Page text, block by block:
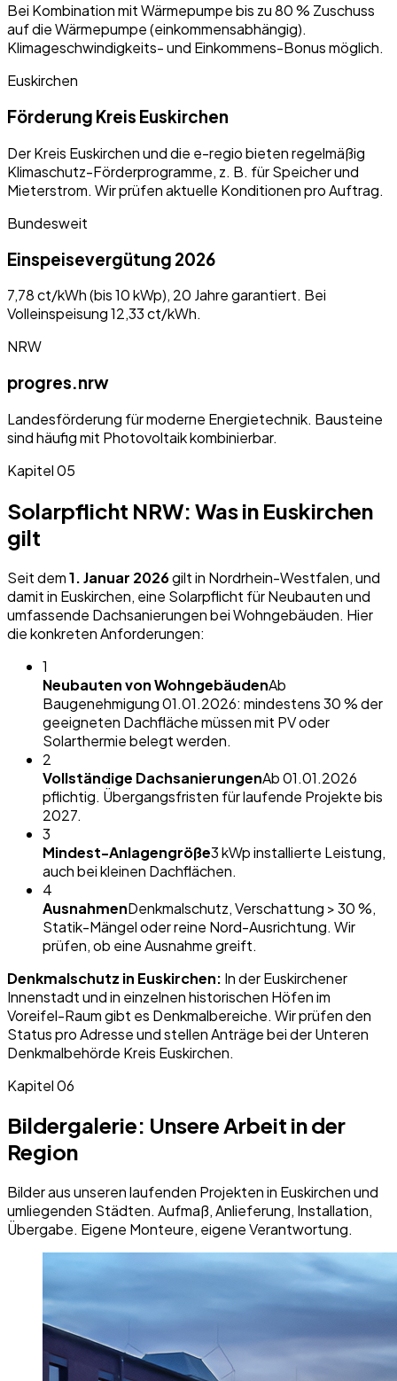
Bei Kombination mit Wärmepumpe bis zu 80 % Zuschuss
auf die Wärmepumpe (einkommensabhängig).
Klimageschwindigkeits- und Einkommens-Bonus möglich.
Euskirchen
Förderung Kreis Euskirchen
Der Kreis Euskirchen und die e-regio bieten regelmäßig
Klimaschutz-Förderprogramme, z. B. für Speicher und
Mieterstrom. Wir prüfen aktuelle Konditionen pro Auftrag.
Bundesweit
Einspeisevergütung 2026
7,78 ct/kWh (bis 10 kWp), 20 Jahre garantiert. Bei
Volleinspeisung 12,33 ct/kWh.
NRW
progres.nrw
Landesförderung für moderne Energietechnik. Bausteine
sind häufig mit Photovoltaik kombinierbar.
Kapitel05
Solarpflicht NRW: Was in Euskirchen
gilt
Seit dem1. Januar 2026gilt in Nordrhein-Westfalen, und
damit in Euskirchen, eine Solarpflicht für Neubauten und
umfassende Dachsanierungen bei Wohngebäuden. Hier
die konkreten Anforderungen:
1
Neubauten von WohngebäudenAb
Baugenehmigung 01.01.2026: mindestens 30 % der
geeigneten Dachfläche müssen mit PV oder
Solarthermie belegt werden.
2
Vollständige DachsanierungenAb 01.01.2026
pflichtig. Übergangsfristen für laufende Projekte bis
2027.
3
Mindest-Anlagengröße3 kWp installierte Leistung,
auch bei kleinen Dachflächen.
4
AusnahmenDenkmalschutz, Verschattung > 30 %,
Statik-Mängel oder reine Nord-Ausrichtung. Wir
prüfen, ob eine Ausnahme greift.
Denkmalschutz in Euskirchen: In der Euskirchener
Innenstadt und in einzelnen historischen Höfen im
Voreifel-Raum gibt es Denkmalbereiche. Wir prüfen den
Status pro Adresse und stellen Anträge bei der Unteren
Denkmalbehörde Kreis Euskirchen.
Kapitel06
Bildergalerie: Unsere Arbeit in der
Region
Bilder aus unseren laufenden Projekten in Euskirchenund
umliegenden Städten. Aufmaß, Anlieferung, Installation,
Übergabe. Eigene Monteure, eigene Verantwortung.